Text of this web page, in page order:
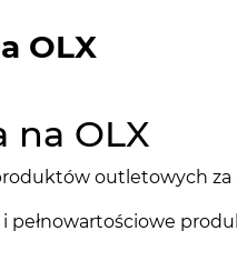
OLX
na OLX
outletowych